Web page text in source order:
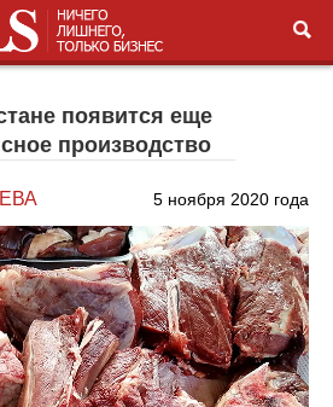
появится еще
производство
5 ноября 2020 года